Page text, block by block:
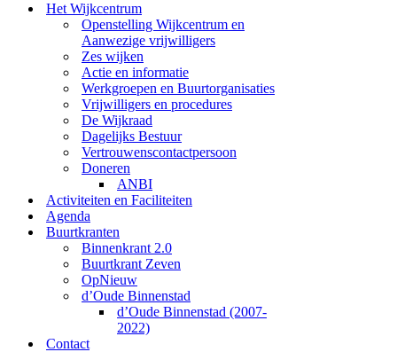
Het Wijkcentrum
Openstelling Wijkcentrum en
Aanwezige vrijwilligers
Zes wijken
Actie en informatie
Werkgroepen en Buurtorganisaties
Vrijwilligers en procedures
De Wijkraad
Dagelijks Bestuur
Vertrouwenscontactpersoon
Doneren
ANBI
Activiteiten en Faciliteiten
Agenda
Buurtkranten
Binnenkrant 2.0
Buurtkrant Zeven
OpNieuw
d’Oude Binnenstad
d’Oude Binnenstad (2007-
2022)
Contact